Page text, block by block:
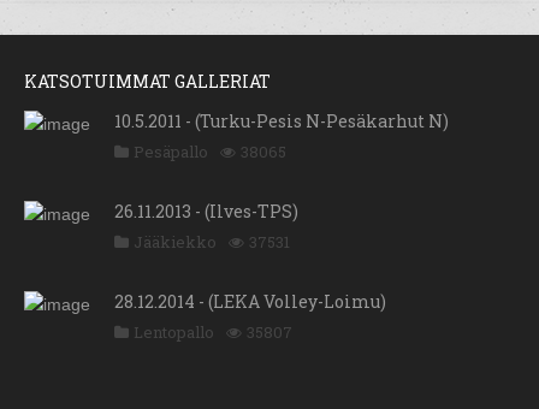
KATSOTUIMMAT GALLERIAT
10.5.2011 - (Turku-Pesis N-Pesäkarhut N)
Pesäpallo 38065
26.11.2013 - (Ilves-TPS)
Jääkiekko 37531
28.12.2014 - (LEKA Volley-Loimu)
Lentopallo 35807